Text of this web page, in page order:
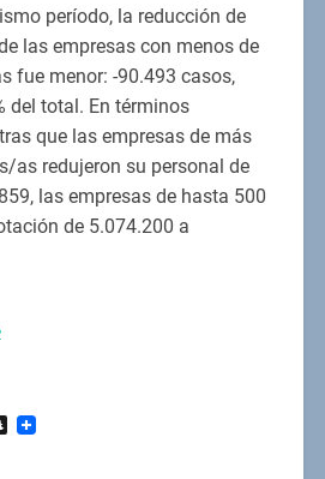
período, la reducción de
las empresas con menos de
fue menor: -90.493 casos,
del total. En términos
que las empresas de más
as redujeron su personal de
las empresas de hasta 500
de 5.074.200 a
Snapchat